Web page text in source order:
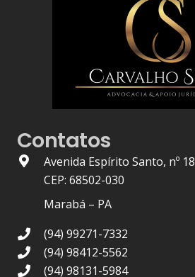
Contatos
Avenida Espírito Santo, nº
CEP: 68502-030
Marabá – PA
(94) 99271-7332
(94) 98412-5562
(94) 98131-5984